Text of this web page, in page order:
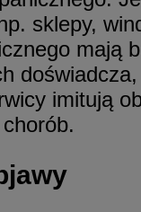
sklepy,
mają
imitują